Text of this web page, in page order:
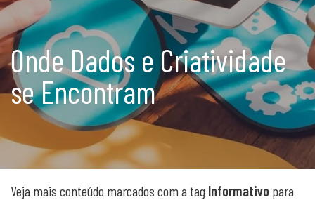
Onde Dados e Criatividade
se Encontram
Veja mais conteúdo marcados com a tag Informativo para